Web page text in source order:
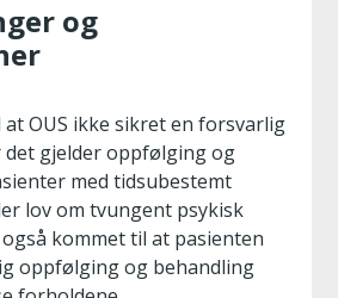
og
OUS ikke sikret en forsvarlig
gjelder oppfølging og
med tidsubestemt
lov om tvungent psykisk
kommet til at pasienten
oppfølging og behandling